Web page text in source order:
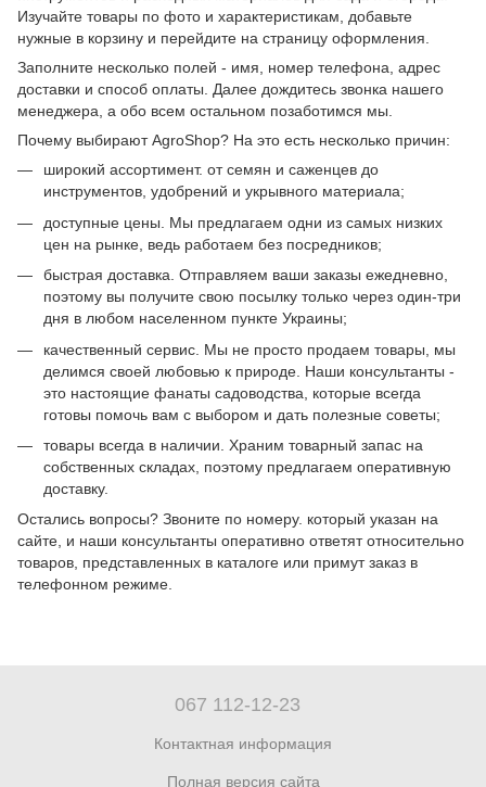
Изучайте товары по фото и характеристикам, добавьте
нужные в корзину и перейдите на страницу оформления.
Заполните несколько полей - имя, номер телефона, адрес
доставки и способ оплаты. Далее дождитесь звонка нашего
менеджера, а обо всем остальном позаботимся мы.
Почему выбирают AgroShop? На это есть несколько причин:
широкий ассортимент. от семян и саженцев до
инструментов, удобрений и укрывного материала;
доступные цены. Мы предлагаем одни из самых низких
цен на рынке, ведь работаем без посредников;
быстрая доставка. Отправляем ваши заказы ежедневно,
поэтому вы получите свою посылку только через один-три
дня в любом населенном пункте Украины;
качественный сервис. Мы не просто продаем товары, мы
делимся своей любовью к природе. Наши консультанты -
это настоящие фанаты садоводства, которые всегда
готовы помочь вам с выбором и дать полезные советы;
товары всегда в наличии. Храним товарный запас на
собственных складах, поэтому предлагаем оперативную
доставку.
Остались вопросы? Звоните по номеру. который указан на
сайте, и наши консультанты оперативно ответят относительно
товаров, представленных в каталоге или примут заказ в
телефонном режиме.
067 112-12-23
Контактная информация
Полная версия сайта